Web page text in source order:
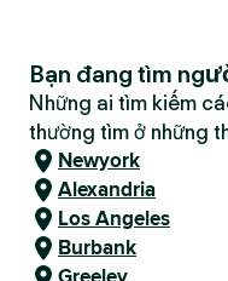
Bạn đang tìm
Những ai tìm kiếm
thường tìm ở những
Newyork
Alexandria
Los Angeles
Burbank